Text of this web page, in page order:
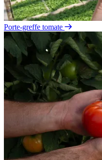
Porte-greffe tomate